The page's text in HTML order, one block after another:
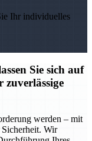
Ihr individuelles
Sie sich auf
zuverlässige
werden – mit
Wir